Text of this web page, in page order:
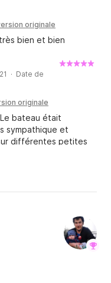
originale
bien et bien
· Date de
originale
bateau était
sympathique et
différentes petites
le voyage, merci!